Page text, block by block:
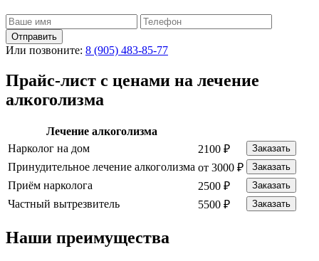
Отправить
Или позвоните: 8 (905) 483-85-77
Прайс-лист с ценами на лечение
алкоголизма
Лечение алкоголизма
Нарколог на дом
2100 ₽ Заказать
Принудительное лечение алкоголизма от 3000 ₽ Заказать
Приём нарколога 2500 ₽ Заказать
Частный вытрезвитель 5500 ₽ Заказать
Наши преимущества